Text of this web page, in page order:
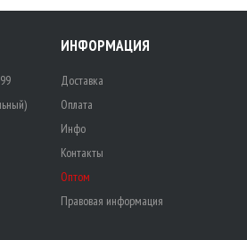
ИНФОРМАЦИЯ
Доставка
Оплата
Инфо
Контакты
Оптом
Правовая информация